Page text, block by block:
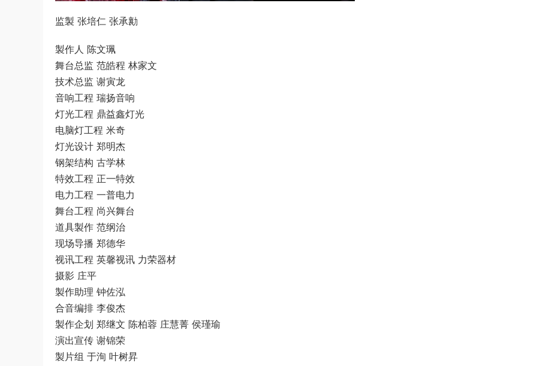
监製 张培仁 张承勷
製作人 陈文珮
舞台总监 范皓程 林家文
技术总监 谢寅龙
音响工程 瑞扬音响
灯光工程 鼎益鑫灯光
电脑灯工程 米奇
灯光设计 郑明杰
钢架结构 古学林
特效工程 正一特效
电力工程 一普电力
舞台工程 尚兴舞台
道具製作 范纲治
现场导播 郑德华
视讯工程 英馨视讯 力荣器材
摄影 庄平
製作助理 钟佐泓
合音编排 李俊杰
製作企划 郑继文 陈柏蓉 庄慧菁 侯瑾瑜
演出宣传 谢锦荣
製片组 于洵 叶树昇